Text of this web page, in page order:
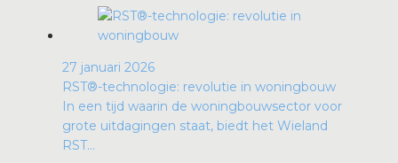
27 januari 2026
RST®-technologie: revolutie in woningbouw
In een tijd waarin de woningbouwsector voor
grote uitdagingen staat, biedt het Wieland
RST...